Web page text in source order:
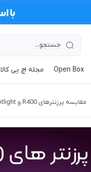
Open Box مجله اچ پی کالا
مقایسه پرزنترهای R400 و Spotlight از برند لاجیتک